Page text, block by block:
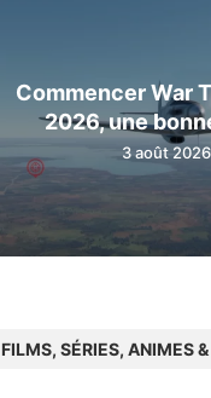
Commencer War
2026, une
3 août 2026
FILMS, SÉRIES, ANIMES